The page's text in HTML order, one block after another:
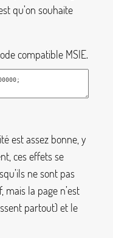
qu’on souhaite
compatible MSIE.
est assez bonne, y
ces effets se
ne sont pas
mais la page n’est
partout) et le